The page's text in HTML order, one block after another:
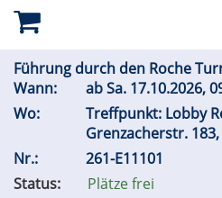
Führung durch den Roche
Wann:
abSa. 17.10.2026,
Wo:
Treffpunkt: Lobby
Grenzacherstr.
Nr.:
261-E11101
Status:
Plätze frei